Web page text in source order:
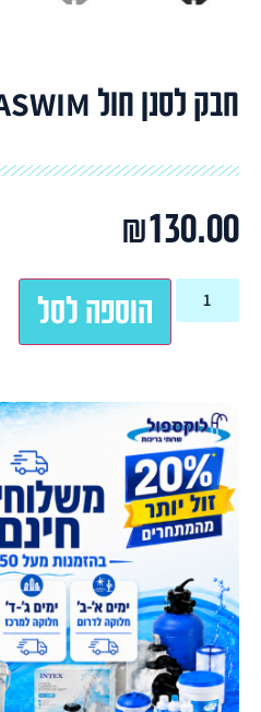
חבק לסנן חול LASWIM
₪130.00
הוספה לסל